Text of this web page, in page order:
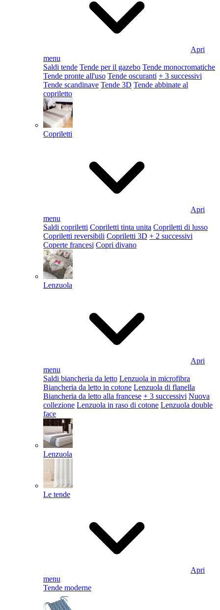
Apri
menu
Saldi tende Tende per il gazebo Tende monocromatiche
Tende pronte all'uso Tende oscuranti + 3 successivi
Tende scandinave Tende 3D Tende abbinate al
copriletto
Copriletti
Apri
menu
Saldi copriletti Copriletti tinta unita Copriletti di lusso
Copriletti reversibili Copriletti 3D + 2 successivi
Coperte francesi Copri divano
Lenzuola
Apri
menu
Saldi biancheria da letto Lenzuola in microfibra
Biancheria da letto in cotone Lenzuola di flanella
Biancheria da letto alla francese + 3 successivi Nuova
collezione Lenzuola in raso di cotone Lenzuola double
face
Lenzuola
Le tende
Apri
menu
Tende moderne